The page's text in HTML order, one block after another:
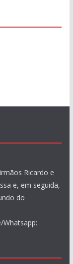
Ricardo e
e, em seguida,
do
Whatsapp: